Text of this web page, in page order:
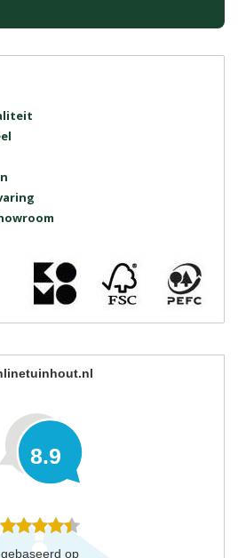
8.9
gebaseerd op